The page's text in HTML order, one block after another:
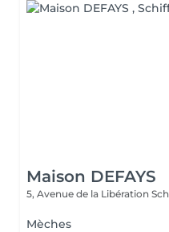
Maison DEFAYS
5, Avenue de la Libération
Mèches